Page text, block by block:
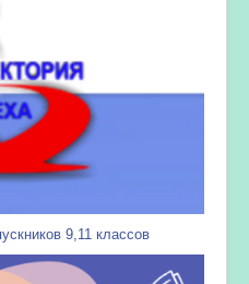
9,11 классов